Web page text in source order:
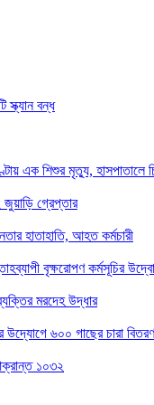
স্ক্যান বন্ধ
এক শিশুর মৃত্যু, হাসপাতালে
গ্রেপ্তার
হাতাহাতি, আহত কর্মচারী
বৃক্ষরোপণ কর্মসূচির
মরদেহ উদ্ধার
উদ্যোগে ৬০০ গাছের চারা বিতরণ
১০৩২